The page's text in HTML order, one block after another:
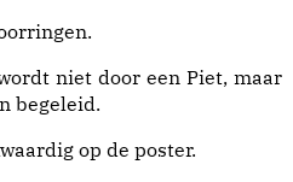
niet door een Piet, maar
begeleid.
op de poster.